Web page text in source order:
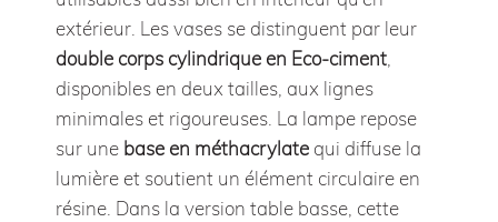
extérieur. Les vases se distinguent par leur
double corps cylindrique en Eco-ciment,
disponibles en deux tailles, aux lignes
minimales et rigoureuses. La lampe repose
sur une base en méthacrylate qui diffuse la
lumière et soutient un élément circulaire en
résine. Dans la version table basse, cette